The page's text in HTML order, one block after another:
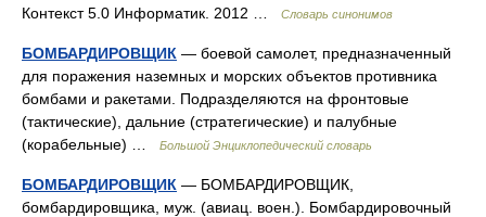
Контекст 5.0 Информатик. 2012 …
Словарь синонимов
БОМБАРДИРОВЩИК — боевой самолет, предназначенный
для поражения наземных и морских объектов противника
бомбами и ракетами. Подразделяются на фронтовые
(тактические), дальние (стратегические) и палубные
(корабельные) …
Большой Энциклопедический словарь
БОМБАРДИРОВЩИК — БОМБАРДИРОВЩИК,
бомбардировщика, муж. (авиац. воен.). Бомбардировочный